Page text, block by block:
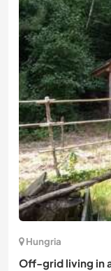
Hungria
Off-grid living in